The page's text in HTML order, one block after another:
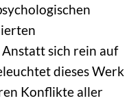
sich rein auf
dieses Werk
Konflikte aller